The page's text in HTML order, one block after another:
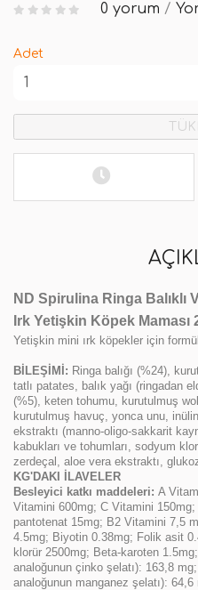
0 yorum /
Adet
ND Spirulina Ringa Balıklı
Irk Yetişkin Köpek Maması
Yetişkin mini ırk köpekler için
BİLEŞİMİ: Ringa balığı (%24),
tatlı patates, balık yağı (ringadan
(%5), keten tohumu, kurutulmuş
kurutulmuş havuç, yonca unu,
ekstraktı (manno-oligo-sakkarit
kabukları ve tohumları, sodyum
zerdeçal, aloe vera ekstraktı,
KG'DAKI İLAVELER
Besleyici katkı maddeleri: A
Vitamini 600mg; C Vitamini
pantotenat 15mg; B2 Vitamini 7,5
4.5mg; Biyotin 0.38mg; Folik asit
klorür 2500mg; Beta-karoten
analoğunun çinko şelatı): 163,8
analoğunun manganez şelatı):